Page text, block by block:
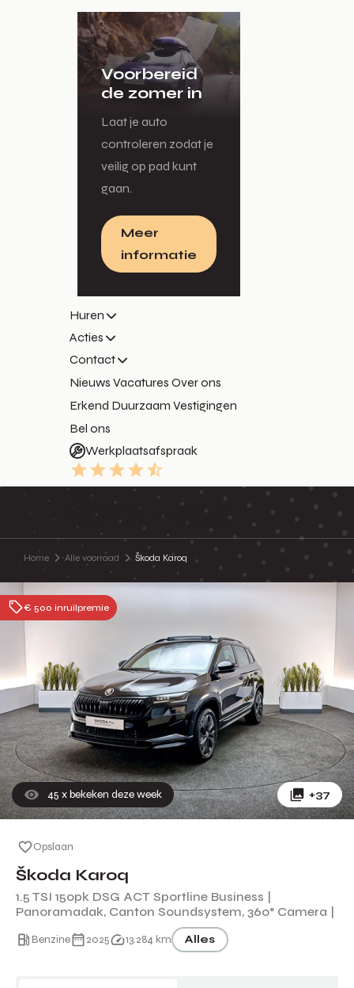
Voorbereid
de zomer in
Laat je auto
controleren zodat je
veilig op pad kunt
gaan.
Meer
informatie
Huren
Acties
Contact
Nieuws Vacatures Over ons
Erkend Duurzaam Vestigingen
Bel ons
Werkplaatsafspraak
9.3
Home Alle voorraad Škoda Karoq
€ 500 inruilpremie
45 x bekeken deze week +37
Opslaan
Škoda Karoq
1.5 TSI 150pk DSG ACT Sportline Business |
Panoramadak, Canton Soundsystem, 360° Camera |
Benzine 2025 13.284 km Alles